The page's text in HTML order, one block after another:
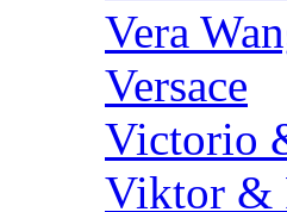
Vera
Versace
Victorio
Viktor &